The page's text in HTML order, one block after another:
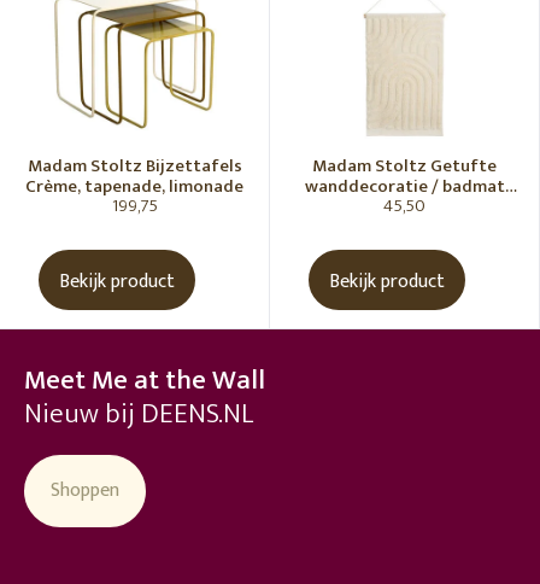
Madam Stoltz Bijzettafels
Crème, tapenade, limonade
199,75
Bekijk product
Madam Stoltz Getufte
wanddecoratie / badmat
Vanille
45,50
Bekijk product
Meet Me at the Wall
Nieuw bij DEENS.NL
Shoppen